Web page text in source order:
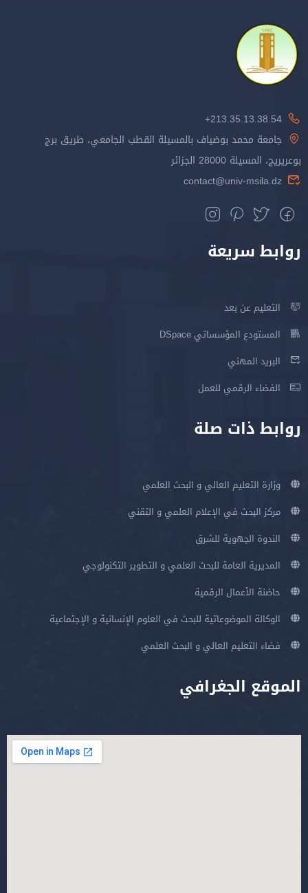
213.35.13.38.54+
جامعة محمد بوضياف بالمسيلة القطب الجامعي، طريق برج
بوعريريج، المسيلة 28000 الجزائر
contact@univ-msila.dz
روابط سريعة
التعليم عن بعد
المستودع المؤسساتي DSpace
البريد المهني
الفضاء الرقمي للعمل
روابط ذات صلة
وزارة التعليم العالي و البحث العلمي
مركز البحث في الإعلام العلمي و التقني
الندوة الجهوية للشرق
المديرية العامة للبحث العلمي و التطوير التكنولوجي
حاضنة الأعمال الرقمية
الوكالة الموضوعاتية للبحث في العلوم الإنسانية و الإجتماعية
فضاء التعليم العالي و البحث العلمي
الموقع الجغرافي